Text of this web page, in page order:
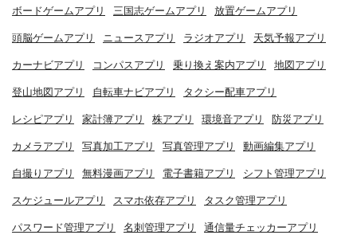
ボードゲームアプリ 三国志ゲームアプリ 放置ゲームアプリ
頭脳ゲームアプリ ニュースアプリ ラジオアプリ 天気予報アプリ
カーナビアプリ コンパスアプリ 乗り換え案内アプリ 地図アプリ
登山地図アプリ 自転車ナビアプリ タクシー配車アプリ
レシピアプリ 家計簿アプリ 株アプリ 環境音アプリ 防災アプリ
カメラアプリ 写真加工アプリ 写真管理アプリ 動画編集アプリ
自撮りアプリ 無料漫画アプリ 電子書籍アプリ シフト管理アプリ
スケジュールアプリ スマホ依存アプリ タスク管理アプリ
パスワード管理アプリ 名刺管理アプリ 通信量チェッカーアプリ